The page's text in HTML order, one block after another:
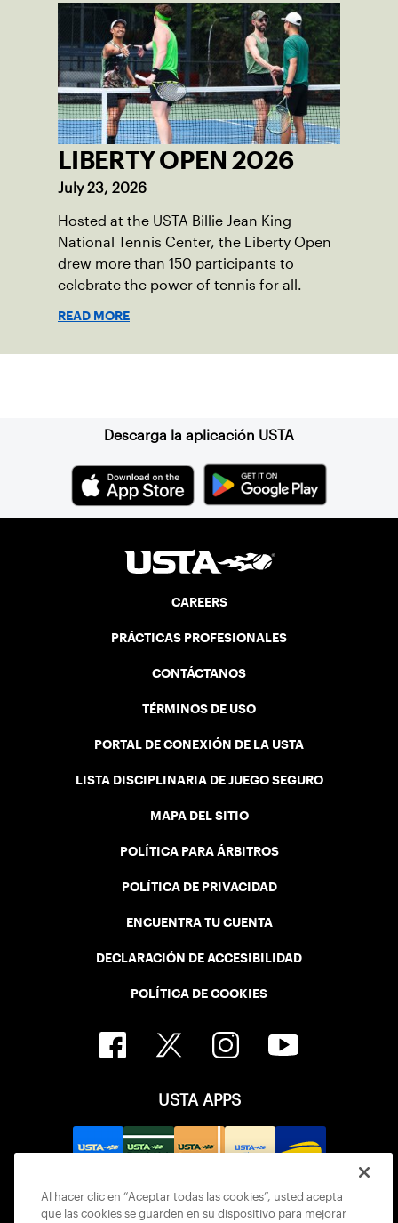
LIBERTY OPEN 2026
July 23, 2026
Hosted at the USTA Billie Jean King
National Tennis Center, the Liberty Open
drew more than 150 participants to
celebrate the power of tennis for all.
READ MORE
Descarga la aplicación USTA
CAREERS
PRÁCTICAS PROFESIONALES
CONTÁCTANOS
TÉRMINOS DE USO
PORTAL DE CONEXIÓN DE LA USTA
LISTA DISCIPLINARIA DE JUEGO SEGURO
MAPA DEL SITIO
POLÍTICA PARA ÁRBITROS
POLÍTICA DE PRIVACIDAD
ENCUENTRA TU CUENTA
DECLARACIÓN DE ACCESIBILIDAD
POLÍTICA DE COOKIES
USTA APPS
Al hacer clic en “Aceptar todas las cookies”, usted acepta
que las cookies se guarden en su dispositivo para mejorar